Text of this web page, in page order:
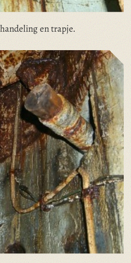
en trapje.